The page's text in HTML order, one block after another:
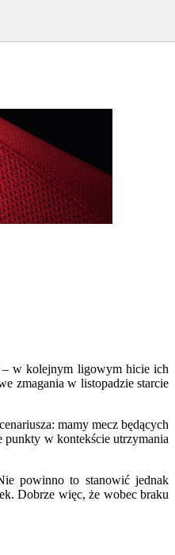
– w kolejnym ligowym hicie ich
zmagania w listopadzie starcie
mamy mecz będących
punkty w kontekście utrzymania
powinno to stanowić jednak
Dobrze więc, że wobec braku